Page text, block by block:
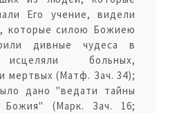
Его учение, видели
которые силою Божиею
дивные чудеса в
больных,
мертвых (Матф. Зач. 34);
дано "ведати тайны
Божия" (Марк. Зач. 16;